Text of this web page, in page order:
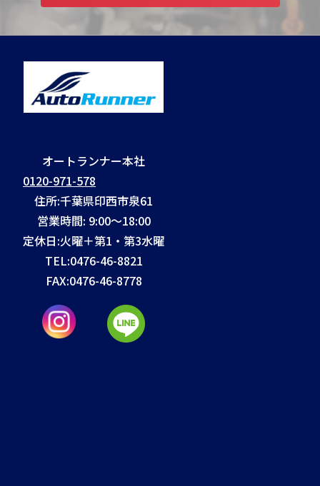
オートランナー本社
0120-971-578
住所:千葉県印西市泉61
営業時間: 9:00～18:00
定休日:火曜＋第1・第3水曜
TEL:0476-46-8821
FAX:0476-46-8778